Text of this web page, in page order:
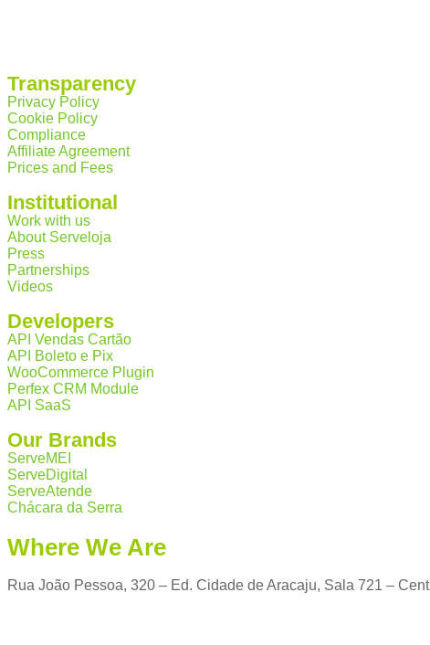
Transparency
Privacy Policy
Cookie Policy
Compliance
Affiliate Agreement
Prices and Fees
Institutional
Work with us
About Serveloja
Press
Partnerships
Videos
Developers
API Vendas Cartão
API Boleto e Pix
WooCommerce Plugin
Perfex CRM Module
API SaaS
Our Brands
ServeMEI
ServeDigital
ServeAtende
Chácara da Serra
Where We Are
Rua João Pessoa, 320 – Ed. Cidade de Aracaju, Sala 721 –